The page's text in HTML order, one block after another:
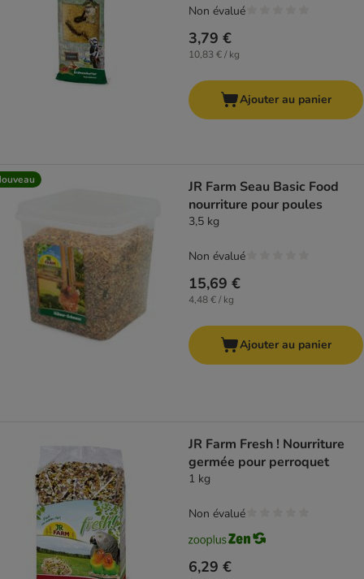
3,79 €
10,83 € / kg
Non évalué
Ajouter au panier
JR Farm Seau Basic Food
nourriture pour poules
3,5 kg
15,69 €
4,48 € / kg
Non évalué
Ajouter au panier
JR Farm Fresh ! Nourriture
germée pour perroquet
1 kg
6,29 €
Non évalué